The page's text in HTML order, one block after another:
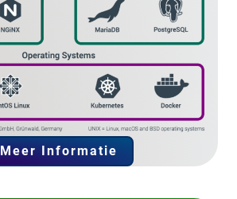
Meer Informatie